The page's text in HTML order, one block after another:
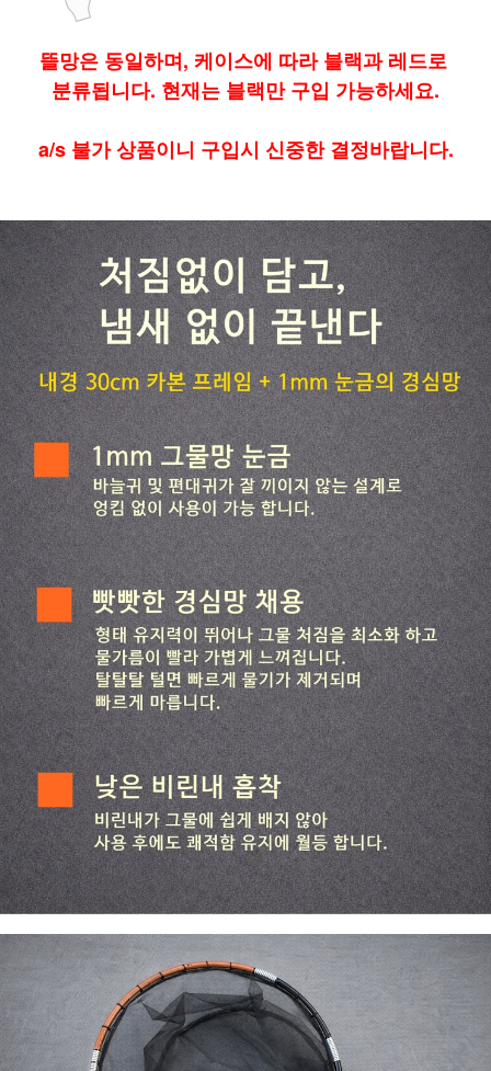
뜰망은 동일하며, 케이스에 따라 블랙과 레드로
분류됩니다. 현재는 블랙만 구입 가능하세요.
a/s 불가 상품이니 구입시 신중한 결정바랍니다.